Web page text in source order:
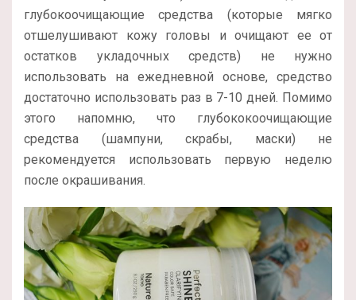
глубокоочищающие средства (которые мягко
отшелушивают кожу головы и очищают ее от
остатков укладочных средств) не нужно
использовать на ежедневной основе, средство
достаточно использовать раз в 7-10 дней. Помимо
этого напомню, что глубококоочищающие
средства (шампуни, скрабы, маски) не
рекомендуется использовать первую неделю
после окрашивания.